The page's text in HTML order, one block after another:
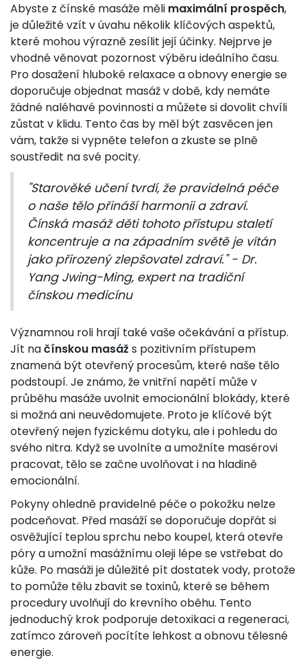
Abyste z čínské masáže měli maximální prospěch,
je důležité vzít v úvahu několik klíčových aspektů,
které mohou výrazně zesílit její účinky. Nejprve je
vhodné věnovat pozornost výběru ideálního času.
Pro dosažení hluboké relaxace a obnovy energie se
doporučuje objednat masáž v době, kdy nemáte
žádné naléhavé povinnosti a můžete si dovolit chvíli
zůstat v klidu. Tento čas by měl být zasvěcen jen
vám, takže si vypněte telefon a zkuste se plně
soustředit na své pocity.
"Starověké učení tvrdí, že pravidelná péče
o naše tělo přináší harmonii a zdraví.
Čínská masáž děti tohoto přístupu staletí
koncentruje a na západním světě je vítán
jako přirozený zlepšovatel zdraví." - Dr.
Yang Jwing-Ming, expert na tradiční
čínskou medicínu
Významnou roli hrají také vaše očekávání a přístup.
Jít načínskou masážs pozitivním přístupem
znamená být otevřený procesům, které naše tělo
podstoupí. Je známo, že vnitřní napětí může v
průběhu masáže uvolnit emocionální blokády, které
si možná ani neuvědomujete. Proto je klíčové být
otevřený nejen fyzickému dotyku, ale i pohledu do
svého nitra. Když se uvolníte a umožníte masérovi
pracovat, tělo se začne uvolňovat i na hladině
emocionální.
Pokyny ohledně pravidelné péče o pokožku nelze
podceňovat. Před masáží se doporučuje dopřát si
osvěžující teplou sprchu nebo koupel, která otevře
póry a umožní masážnímu oleji lépe se vstřebat do
kůže. Po masáži je důležité pít dostatek vody, protože
to pomůže tělu zbavit se toxinů, které se během
procedury uvolňují do krevního oběhu. Tento
jednoduchý krok podporuje detoxikaci a regeneraci,
zatímco zároveň pocítíte lehkost a obnovu tělesné
energie.